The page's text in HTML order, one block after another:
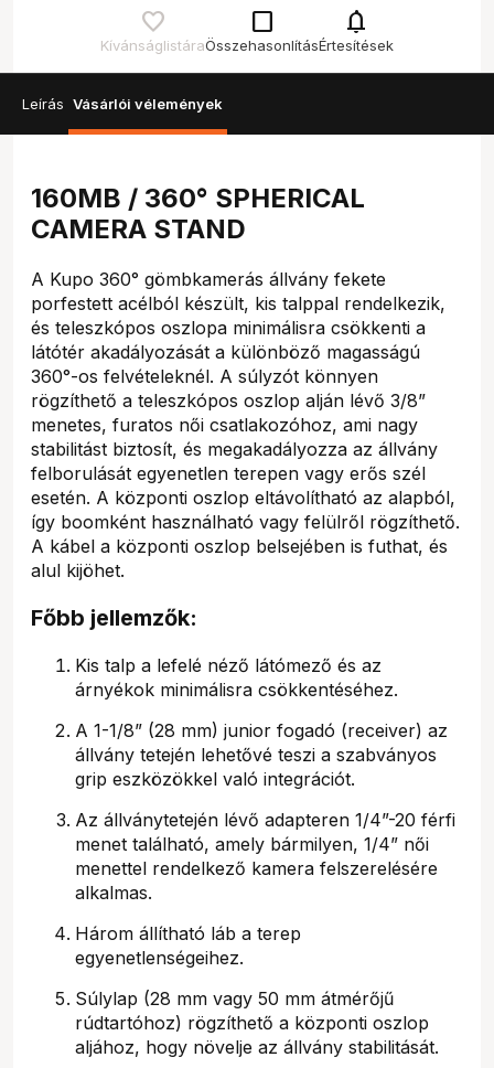
Kívánságlistára
check_box_outline_blank
Összehasonlítás
notifications
Értesítések
Leírás Vásárlói vélemények
160MB / 360° SPHERICAL
CAMERA STAND
A Kupo 360° gömbkamerás állvány fekete
porfestett acélból készült, kis talppal rendelkezik,
és teleszkópos oszlopa minimálisra csökkenti a
látótér akadályozását a különböző magasságú
360°-os felvételeknél. A súlyzót könnyen
rögzíthető a teleszkópos oszlop alján lévő 3/8”
menetes, furatos női csatlakozóhoz, ami nagy
stabilitást biztosít, és megakadályozza az állvány
felborulását egyenetlen terepen vagy erős szél
esetén. A központi oszlop eltávolítható az alapból,
így boomként használható vagy felülről rögzíthető.
A kábel a központi oszlop belsejében is futhat, és
alul kijöhet.
Főbb jellemzők:
Kis talp a lefelé néző látómező és az
árnyékok minimálisra csökkentéséhez.
A 1-1/8” (28 mm) junior fogadó (receiver) az
állvány tetején lehetővé teszi a szabványos
grip eszközökkel való integrációt.
Az állványtetején lévő adapteren 1/4”-20 férfi
menet található, amely bármilyen, 1/4” női
menettel rendelkező kamera felszerelésére
alkalmas.
Három állítható láb a terep
egyenetlenségeihez.
Súlylap (28 mm vagy 50 mm átmérőjű
rúdtartóhoz) rögzíthető a központi oszlop
aljához, hogy növelje az állvány stabilitását.